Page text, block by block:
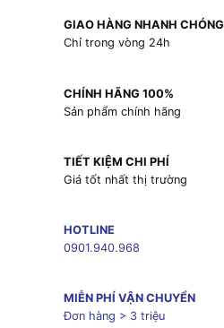
GIAO HÀNG NHANH CHÓNG
Chỉ trong vòng 24h
CHÍNH HÃNG 100%
Sản phẩm chính hãng
TIẾT KIỆM CHI PHÍ
Giá tốt nhất thị trường
HOTLINE
0901.940.968
MIỄN PHÍ VẬN CHUYỂN
Đơn hàng > 3 triệu